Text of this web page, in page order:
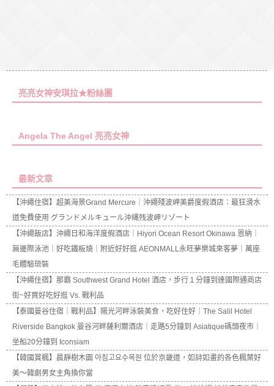
亮亮女神安琪拉★粉絲團
Angela The Angel 亮亮女神
最新文章
【沖繩住宿】超美海景Grand Mercure｜沖繩殘波岬美爵度假酒店：最狂滑水
道免費使用 グランドメルキュール沖縄残波岬リゾート
【沖繩飯店】沖繩日和海洋度假酒店｜Hiyori Ocean Resort Okinawa 恩納｜
無邊際泳池｜好吃鐵板燒｜附近好好逛 AEONMALL永旺夢樂城來客夢｜萬座
毛體驗琉裝
【沖繩住宿】那霸 Southwest Grand Hotel 酒店，步行１分鐘到達國際通商店
街~好買好吃好逛 Vs. 戰利品
【泰國曼谷住宿｜戰利品】陽光河畔泳裝美食，吃好住好｜The Salil Hotel
Riverside Bangkok 曼谷河畔薩利爾酒店｜走路5分鐘到 Asiatique碼頭夜市｜
坐船20分鐘到 Iconsiam
【韓國賞楓】晨靜樹木園 아침고요수목원 位於京畿道，如詩如畫的各色楓葉好
美～韓劇男女主角換你當